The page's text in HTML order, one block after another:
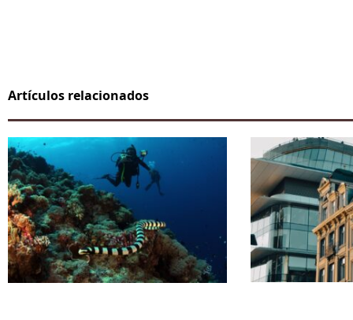
Artículos relacionados